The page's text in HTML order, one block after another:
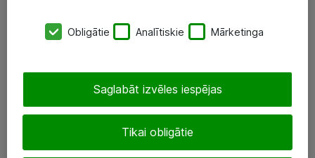
SIA „ATEA”
eShop@atea.lv
Sekojiet mums
Obligātie Analītiskie Mārketinga
Tikai obligātie
Saglabāt izvēles iespējas